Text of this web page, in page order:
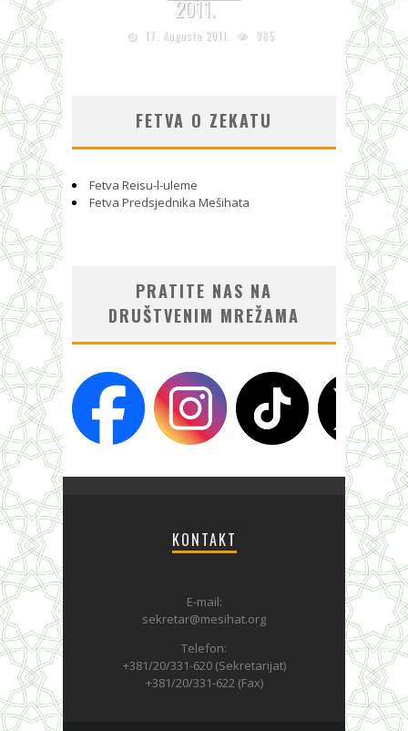
2011.
17. Augusta 2011. 985
FETVA O ZEKATU
Fetva Reisu-l-uleme
Fetva Predsjednika Mešihata
PRATITE NAS NA
DRUŠTVENIM MREŽAMA
KONTAKT
E-mail:
sekretar@mesihat.org
Telefon:
+381/20/331-620 (Sekretarijat)
+381/20/331-622 (Fax)